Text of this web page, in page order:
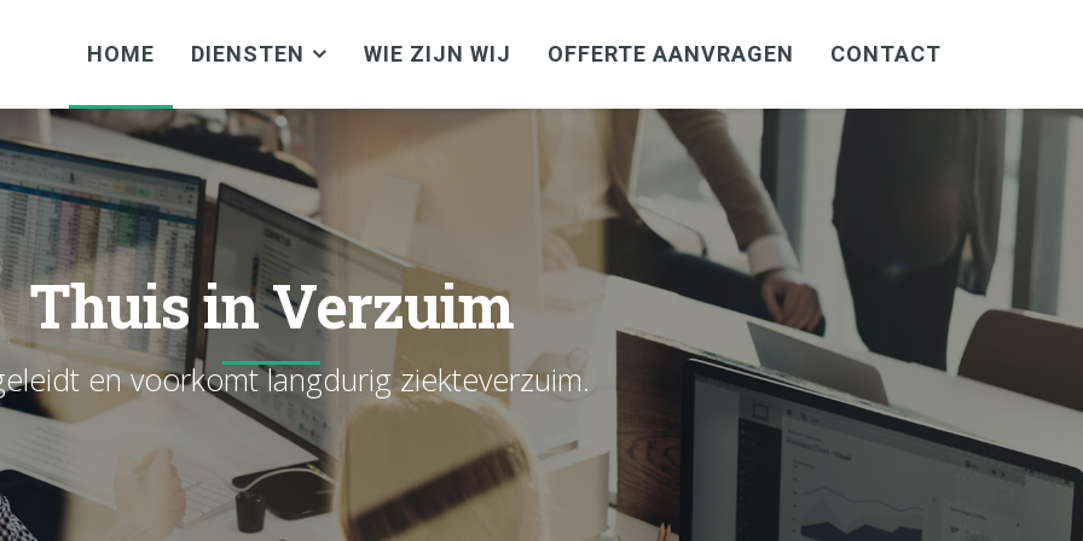
HOME DIENSTEN WIE ZIJN WIJ OFFERTE AANVRAGEN CONTACT
Thuis in Verzuim
en voorkomt langdurig ziekteverzuim.